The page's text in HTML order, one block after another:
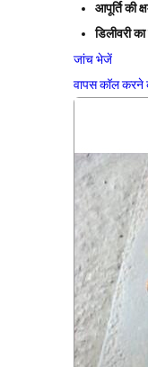
आपूर्ति की
डिलीवरी
जांच भेजें
वापस कॉल करने